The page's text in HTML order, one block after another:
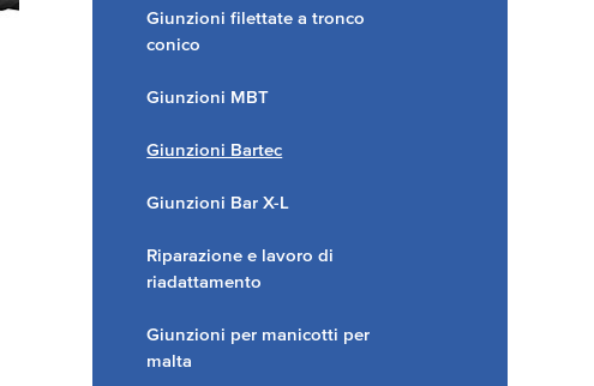
Giunzioni filettate a tronco
conico
Giunzioni MBT
Giunzioni Bartec
Giunzioni Bar X-L
Riparazione e lavoro di
riadattamento
Giunzioni per manicotti per
malta